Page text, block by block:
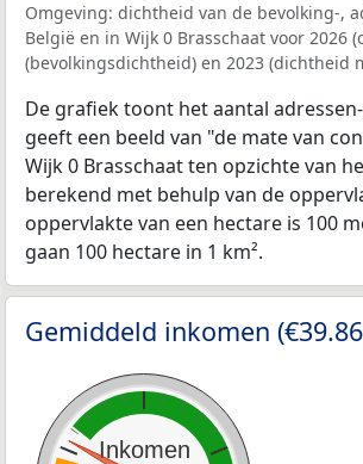
Omgeving: dichtheid van de bevolking-,
België en in Wijk 0 Brasschaat voor 2026
(bevolkingsdichtheid) en 2023 (dichtheid
De grafiek toont het aantal
geeft een beeld van "de mate van
Wijk 0 Brasschaat ten opzichte van
berekend met behulp van de
oppervlakte van een hectare is 100
gaan 100 hectare in 1 km².
Gemiddeld inkomen
Inkomen